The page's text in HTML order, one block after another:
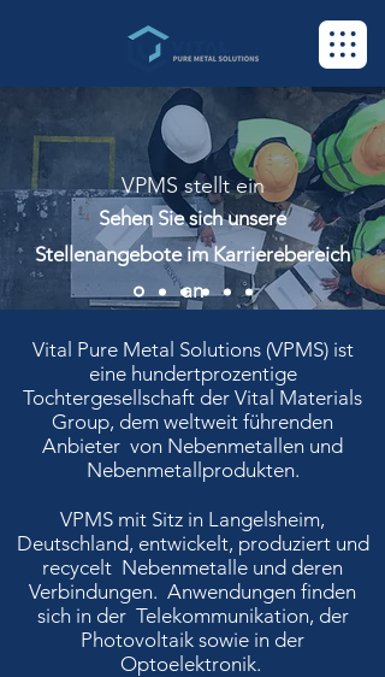
VPMS stellt ein
Sehen Sie sich unsere
Stellenangebote im Karrierebereich
an
Vital Pure Metal Solutions (VPMS) ist
eine hundertprozentige
Tochtergesellschaft der Vital Materials
Group, dem weltweit führenden
Anbieter von Nebenmetallen und
Nebenmetallprodukten.
VPMS mit Sitz in Langelsheim,
Deutschland, entwickelt, produziert und
recycelt Nebenmetalle und deren
Verbindungen. Anwendungen finden
sich in der Telekommunikation, der
Photovoltaik sowie in der
Optoelektronik.